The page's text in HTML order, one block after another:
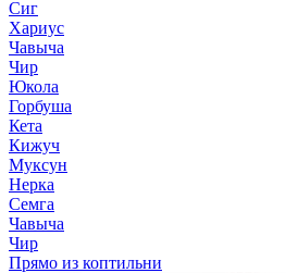
Сиг
Хариус
Чавыча
Чир
Юкола
Горбуша
Кета
Кижуч
Муксун
Нерка
Семга
Чавыча
Чир
Прямо из коптильни